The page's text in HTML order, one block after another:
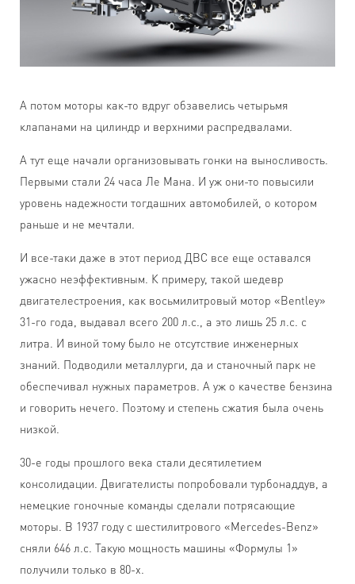
А потом моторы как-то вдруг обзавелись четырьмя
клапанами на цилиндр и верхними распредвалами.
А тут еще начали организовывать гонки на выносливость.
Первыми стали 24 часа Ле Мана. И уж они-то повысили
уровень надежности тогдашних автомобилей, о котором
раньше и не мечтали.
И все-таки даже в этот период ДВС все еще оставался
ужасно неэффективным. К примеру, такой шедевр
двигателестроения, как восьмилитровый мотор «Bentley»
31-го года, выдавал всего 200 л.с., а это лишь 25 л.с. с
литра. И виной тому было не отсутствие инженерных
знаний. Подводили металлурги, да и станочный парк не
обеспечивал нужных параметров. А уж о качестве бензина
и говорить нечего. Поэтому и степень сжатия была очень
низкой.
30-е годы прошлого века стали десятилетием
консолидации. Двигателисты попробовали турбонаддув, а
немецкие гоночные команды сделали потрясающие
моторы. В 1937 году с шестилитрового «Мercedes-Benz»
сняли 646 л.с. Такую мощность машины «Формулы 1»
получили только в 80-х.